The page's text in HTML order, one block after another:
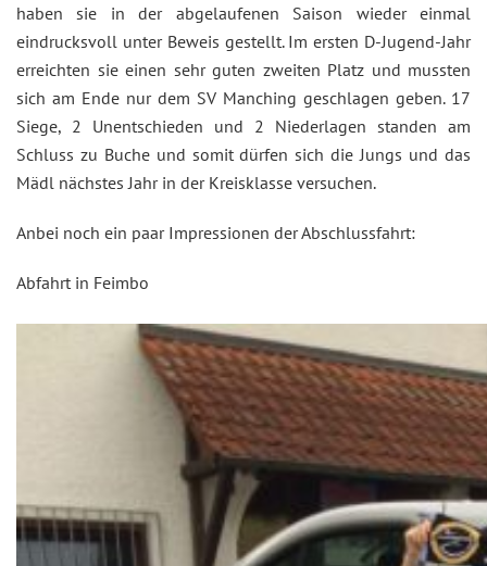
haben sie in der abgelaufenen Saison wieder einmal
eindrucksvoll unter Beweis gestellt. Im ersten D-Jugend-Jahr
erreichten sie einen sehr guten zweiten Platz und mussten
sich am Ende nur dem SV Manching geschlagen geben. 17
Siege, 2 Unentschieden und 2 Niederlagen standen am
Schluss zu Buche und somit dürfen sich die Jungs und das
Mädl nächstes Jahr in der Kreisklasse versuchen.
Anbei noch ein paar Impressionen der Abschlussfahrt:
Abfahrt in Feimbo